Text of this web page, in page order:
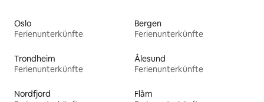
Oslo
Ferienunterkünfte
Bergen
Ferienunterkünfte
Trondheim
Ferienunterkünfte
Ålesund
Ferienunterkünfte
Nordfjord
Flåm